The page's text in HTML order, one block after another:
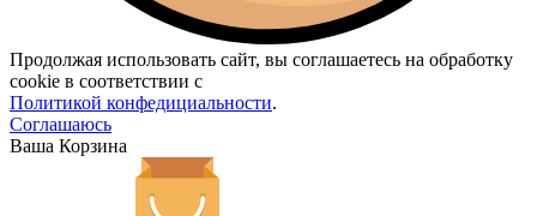
Продолжая использовать сайт, вы соглашаетесь на обработку
cookie в соответствии с
Политикой конфедициальности.
Соглашаюсь
Ваша Корзина